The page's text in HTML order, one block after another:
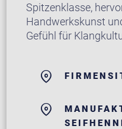
Spitzenklasse,
Handwerkskunst
Gefühl für